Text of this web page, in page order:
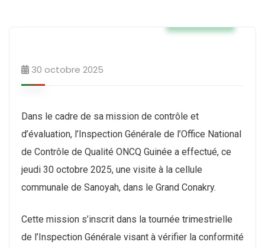
30 octobre 2025
Dans le cadre de sa mission de contrôle et
d’évaluation, l’Inspection Générale de l’Office National
de Contrôle de Qualité ONCQ Guinée a effectué, ce
jeudi 30 octobre 2025, une visite à la cellule
communale de Sanoyah, dans le Grand Conakry.
Cette mission s’inscrit dans la tournée trimestrielle
de l’Inspection Générale visant à vérifier la conformité